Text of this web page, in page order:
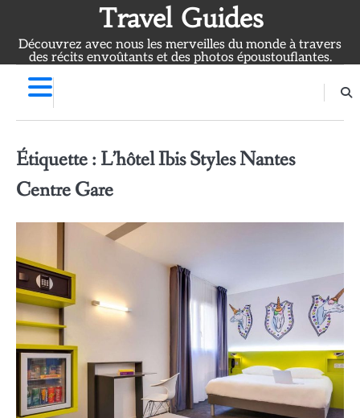
content
Travel Guides
Découvrez avec nous les merveilles du monde à travers
des récits envoûtants et des photos époustouflantes.
Étiquette : L’hôtel Ibis Styles Nantes
Centre Gare